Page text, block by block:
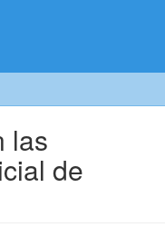
las
de